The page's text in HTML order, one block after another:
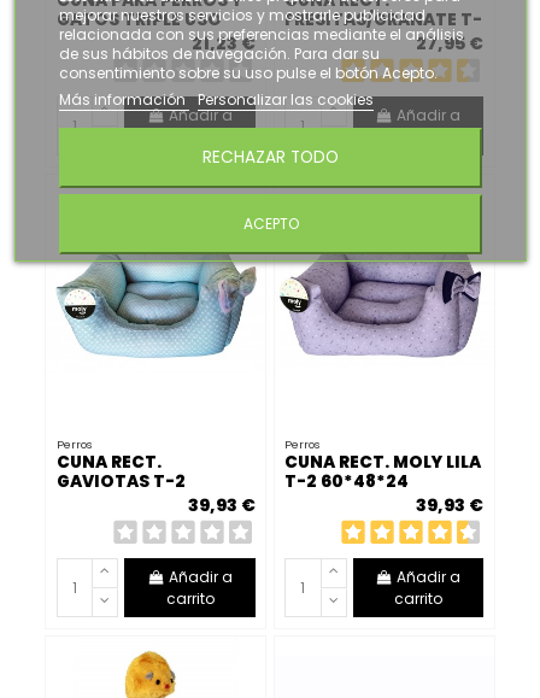
GATOS TRIPLE USO
21,23 €
Añadir a
FRESITAS/GRANATE T-
2 60*48*24
27,95 €
Añadir a
Perros
CUNA RECT.
GAVIOTAS T-2
39,93 €
Añadir a
carrito
Perros
CUNA RECT. MOLY LILA
T-2 60*48*24
39,93 €
Añadir a
carrito
mejorar nuestros servicios y mostrarle publicidad
relacionada con sus preferencias mediante el análisis
de sus hábitos de navegación. Para dar su
consentimiento sobre su uso pulse el botón Acepto.
Más información Personalizar las cookies
RECHAZAR TODO
ACEPTO